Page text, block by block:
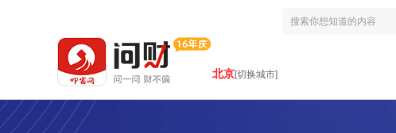
北京[切换城市]